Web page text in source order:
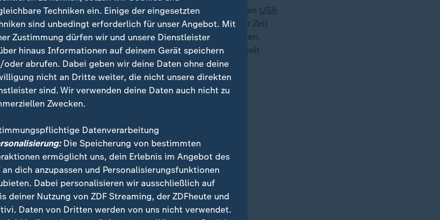
3 seit wenigen Tagen - vorerst nur für Google-Nutzer aus den USA
eines Bezahl-Abonnements. Doch schon innerhalb kurzer Zeit
eine ganze Reihe viraler Inhalte, die Nachrichtensendungen,
oder Werbeclips imitieren - und in Zukunft womöglich gezielt
um Chaos und Desinformation zu verbreiten.
Techniken ein. Einige der eingesetzten
sind unbedingt erforderlich für unser Angebot. Mit
Zustimmung dürfen wir und unsere Dienstleister
hinaus Informationen auf deinem Gerät speichern
oder abrufen. Dabei geben wir deine Daten ohne deine
nicht an Dritte weiter, die nicht unsere direkten
sind. Wir verwenden deine Daten auch nicht zu
Zwecken.
Datenverarbeitung
Die Speicherung von bestimmten
ermöglicht uns, dein Erlebnis im Angebot des
an dich anzupassen und Personalisierungsfunktionen
Dabei personalisieren wir ausschließlich auf
deiner Nutzung von ZDF Streaming, der ZDFheute und
Daten von Dritten werden von uns nicht verwendet.